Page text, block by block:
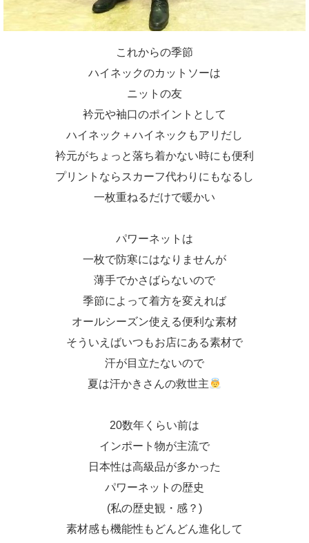
これからの季節
ハイネックのカットソーは
ニットの友
衿元や袖口のポイントとして
ハイネック＋ハイネックもアリだし
衿元がちょっと落ち着かない時にも便利
プリントならスカーフ代わりにもなるし
一枚重ねるだけで暖かい
パワーネットは
一枚で防寒にはなりませんが
薄手でかさばらないので
季節によって着方を変えれば
オールシーズン使える便利な素材
そういえばいつもお店にある素材で
汗が目立たないので
夏は汗かきさんの救世主
20数年くらい前は
インポート物が主流で
日本性は高級品が多かった
パワーネットの歴史
(私の歴史観・感？)
素材感も機能性もどんどん進化して